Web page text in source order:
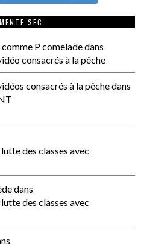
SEC
P comeladedans
consacrés à la pêche
consacrés à la pêchedans
des classes avec
dans
des classes avec